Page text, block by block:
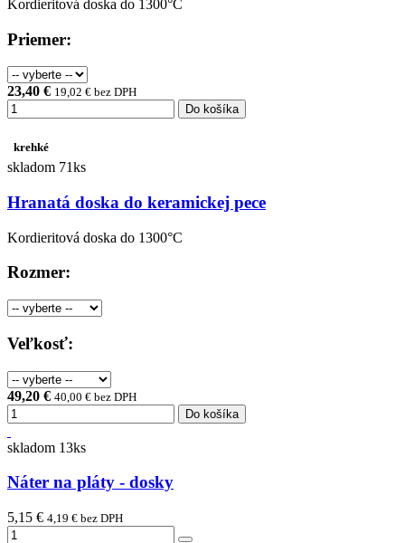
Kordieritová doska do 1300°C
Priemer:
23,40 € 19,02 € bez DPH
Do košíka
krehké
skladom 71ks
Hranatá doska do keramickej pece
Kordieritová doska do 1300°C
Rozmer:
Veľkosť:
49,20 € 40,00 € bez DPH
Do košíka
skladom 13ks
Náter na pláty - dosky
5,15 € 4,19 € bez DPH